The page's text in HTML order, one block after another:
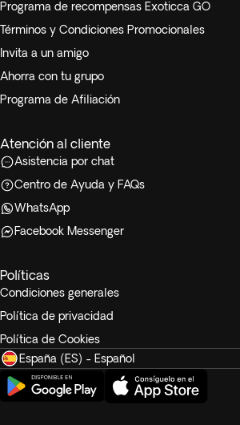
Programa de recompensas Exoticca GO
Términos y Condiciones Promocionales
Invita a un amigo
Ahorra con tu grupo
Programa de Afiliación
Atención al cliente
Asistencia por chat
Centro de Ayuda y FAQs
WhatsApp
Facebook Messenger
Políticas
Condiciones generales
Política de privacidad
Política de Cookies
España (ES) - Español